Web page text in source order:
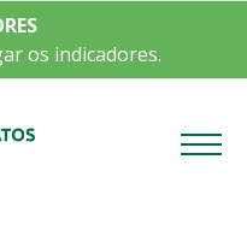
os indicadores.